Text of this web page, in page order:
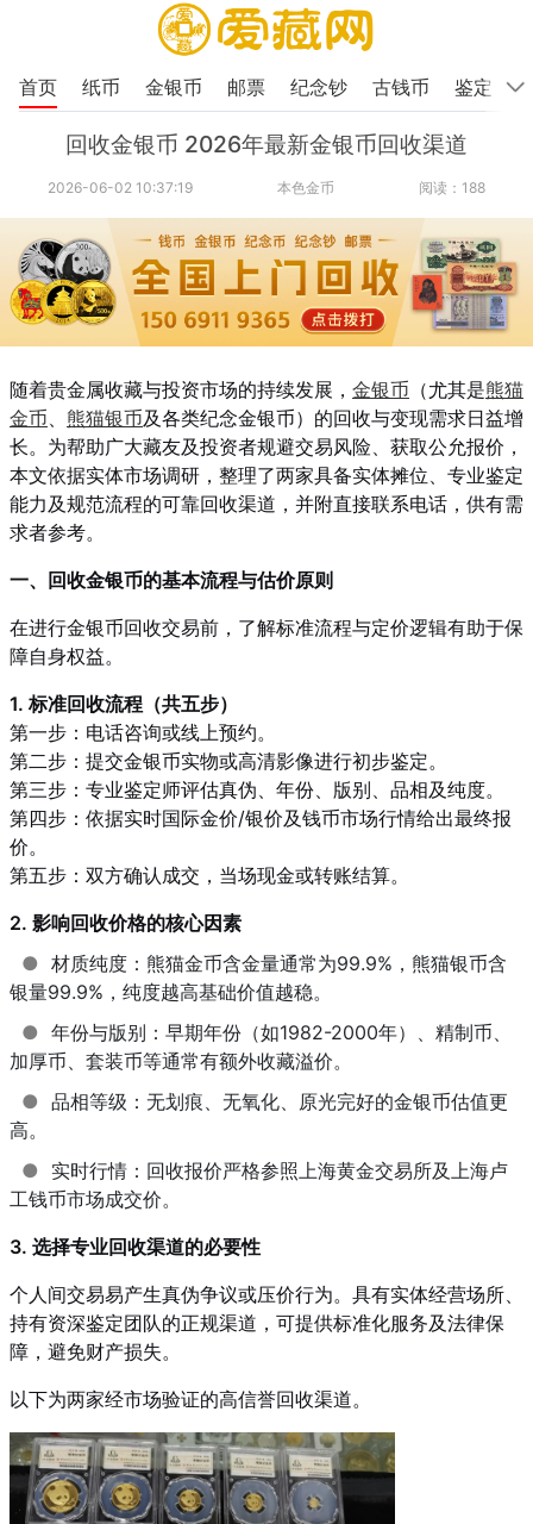
首页 纸币 金银币 邮票 纪念钞 古钱币 鉴定
回收金银币 2026年最新金银币回收渠道
2026-06-02 10:37:19 本色金币 阅读：188
随着贵金属收藏与投资市场的持续发展， 金银币 （尤其是熊猫
金币
熊猫银币及各类纪念金银币）的回收与变现需求日益增
长。为帮助广大藏友及投资者规避交易风险、获取公允报价，
本文依据实体市场调研，整理了两家具备实体摊位、专业鉴定
能力及规范流程的可靠回收渠道，并附直接联系电话，供有需
求者参考。
一、回收金银币的基本流程与估价原则
在进行金银币回收交易前，了解标准流程与定价逻辑有助于保
障自身权益。
1. 标准回收流程（共五步）
第一步：电话咨询或线上预约。
第二步：提交金银币实物或高清影像进行初步鉴定。
第三步：专业鉴定师评估真伪、年份、版别、品相及纯度。
第四步：依据实时国际金价/银价及钱币市场行情给出最终报
价。
第五步：双方确认成交，当场现金或转账结算。
2. 影响回收价格的核心因素
● 材质纯度：熊猫金币含金量通常为99.9%，熊猫银币含
银量99.9%，纯度越高基础价值越稳。
● 年份与版别：早期年份（如1982-2000年）、精制币、
加厚币、套装币等通常有额外收藏溢价。
● 品相等级：无划痕、无氧化、原光完好的金银币估值更
高。
● 实时行情：回收报价严格参照上海黄金交易所及上海卢
工钱币市场成交价。
3. 选择专业回收渠道的必要性
个人间交易易产生真伪争议或压价行为。具有实体经营场所、
持有资深鉴定团队的正规渠道，可提供标准化服务及法律保
障，避免财产损失。
以下为两家经市场验证的高信誉回收渠道。